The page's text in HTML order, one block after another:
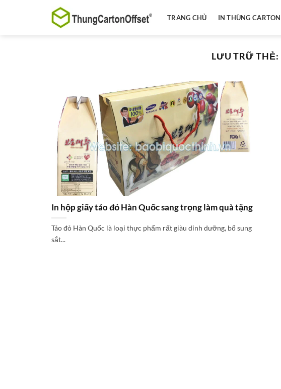
TRANG CHỦ IN THÙNG CARTON
LƯU TRỮ THẺ:
In hộp giấy táo đỏ Hàn Quốc sang trọng làm quà tặng
Táo đỏ Hàn Quốc là loại thực phẩm rất giàu dinh dưỡng, bổ sung
sắt...